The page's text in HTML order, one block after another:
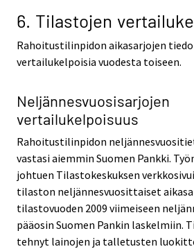
6. Tilastojen
Rahoitustilinpidon aikasarjojen
vertailukelpoisia vuodesta toiseen.
Neljännesvuosisarjojen
vertailukelpoisuus
Rahoitustilinpidon
vastasi aiemmin Suomen Pankki.
johtuen Tilastokeskuksen
tilaston neljännesvuosittaiset
tilastovuoden 2009 viimeiseen
pääosin Suomen Pankin laskelmiin.
tehnyt lainojen ja talletusten